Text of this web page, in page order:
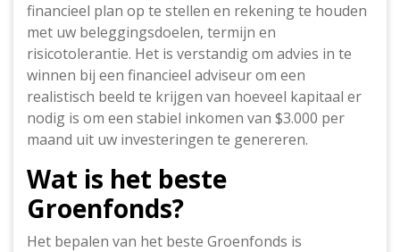
financieel plan op te stellen en rekening te houden
met uw beleggingsdoelen, termijn en
risicotolerantie. Het is verstandig om advies in te
winnen bij een financieel adviseur om een
realistisch beeld te krijgen van hoeveel kapitaal er
nodig is om een stabiel inkomen van $3.000 per
maand uit uw investeringen te genereren.
Wat is het beste
Groenfonds?
Het bepalen van het beste Groenfonds is